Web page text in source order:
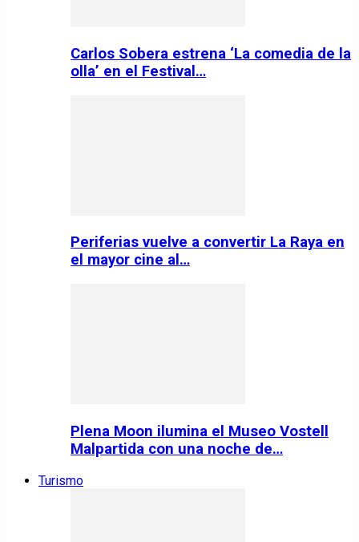
Carlos Sobera estrena ‘La comedia de la
olla’ en el Festival…
Periferias vuelve a convertir La Raya en
el mayor cine al…
Plena Moon ilumina el Museo Vostell
Malpartida con una noche de…
Turismo